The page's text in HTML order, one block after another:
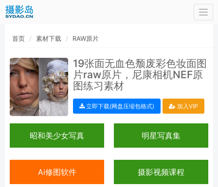
首页 素材下载 RAW原片
19张面无血色颓废彩色妆面图
片raw原片，尼康相机NEF原
图练习素材
立即下载(网盘压缩包格式) 加入VIP
昭和美少女写真 明星写真集
Ai修图软件 摄影视频课程